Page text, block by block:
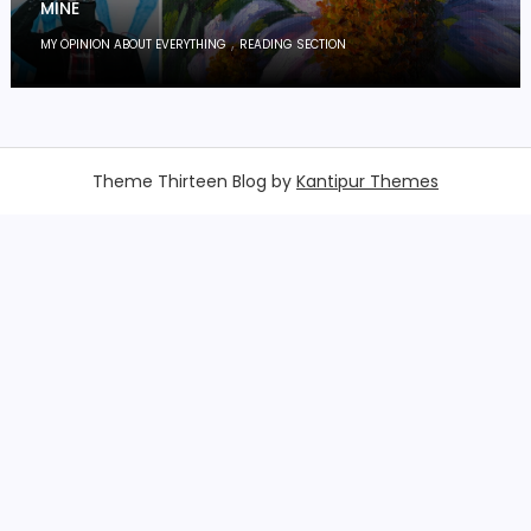
MINE
MY OPINION ABOUT EVERYTHING,READING SECTION
Theme Thirteen Blog by Kantipur Themes